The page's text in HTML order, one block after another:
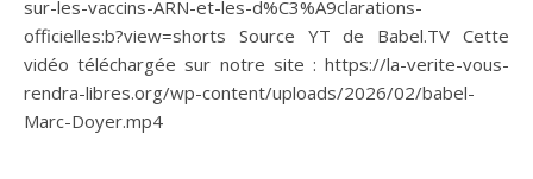
sur-les-vaccins-ARN-et-les-d%C3%A9clarations-
officielles:b?view=shorts Source YT de Babel.TV Cette
vidéo téléchargée sur notre site : https://la-verite-vous-
rendra-libres.org/wp-content/uploads/2026/02/babel-
Marc-Doyer.mp4